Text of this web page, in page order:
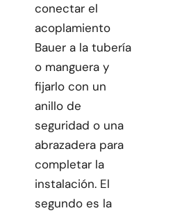
conectar el
acoplamiento
Bauer a la tubería
o manguera y
fijarlo con un
anillo de
seguridad o una
abrazadera para
completar la
instalación. El
segundo es la